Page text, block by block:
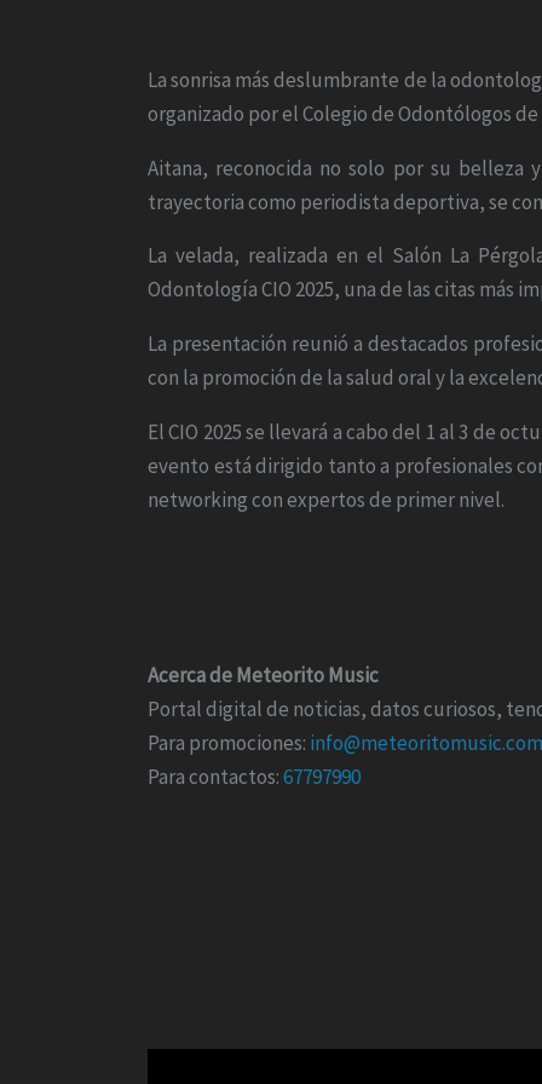
La sonrisa más deslumbrante de la
organizado por el Colegio de Odontólogos de
Aitana, reconocida no solo por su belleza
trayectoria como periodista deportiva, se
La velada, realizada en el Salón La
Odontología CIO 2025, una de las citas más
La presentación reunió a destacados
con la promoción de la salud oral y la
El CIO 2025 se llevará a cabo del 1 al 3 de
evento está dirigido tanto a profesionales
networking con expertos de primer nivel.
Acerca de Meteorito Music
Portal digital de noticias, datos curiosos,
Para promociones: info@meteoritomusic.com
Para contactos:67797990